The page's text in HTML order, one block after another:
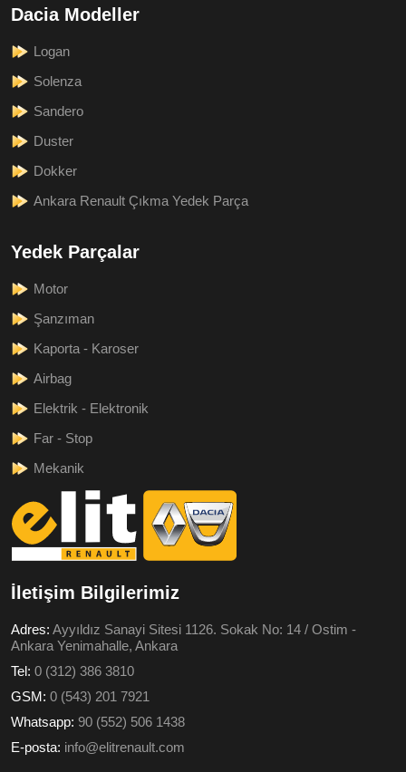
Dacia Modeller
Logan
Solenza
Sandero
Duster
Dokker
Ankara Renault Çıkma Yedek Parça
Yedek Parçalar
Motor
Şanzıman
Kaporta - Karoser
Airbag
Elektrik - Elektronik
Far - Stop
Mekanik
İletişim Bilgilerimiz
Adres: Ayyıldız Sanayi Sitesi 1126. Sokak No: 14 / Ostim -
Ankara Yenimahalle, Ankara
Tel: 0 (312) 386 3810
GSM: 0 (543) 201 7921
Whatsapp: 90 (552) 506 1438
E-posta: info@elitrenault.com